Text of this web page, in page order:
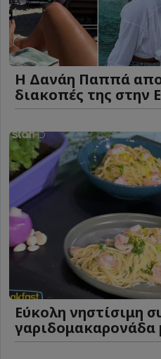
Η Δανάη Παππά
διακοπές της στην
Eύκολη νηστίσιμη
γαριδομακαρονάδα